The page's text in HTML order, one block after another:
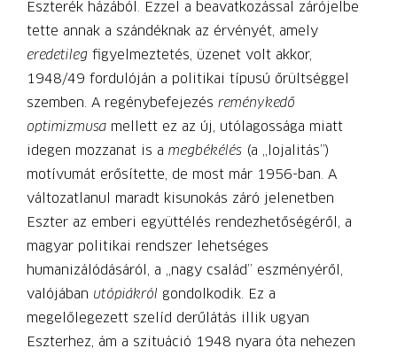
Eszterék házából. Ezzel a beavatkozással zárójelbe
tette annak a szándéknak az érvényét, amely
eredetileg figyelmeztetés, üzenet volt akkor,
1948/49 fordulóján a politikai típusú őrültséggel
szemben. A regénybefejezés reménykedő
optimizmusa mellett ez az új, utólagossága miatt
idegen mozzanat is a megbékélés (a „lojalitás”)
motívumát erősítette, de most már 1956-ban. A
változatlanul maradt kisunokás záró jelenetben
Eszter az emberi együttélés rendezhetőségéről, a
magyar politikai rendszer lehetséges
humanizálódásáról, a „nagy család” eszményéről,
valójában utópiákról gondolkodik. Ez a
megelőlegezett szelíd derűlátás illik ugyan
Eszterhez, ám a szituáció 1948 nyara óta nehezen